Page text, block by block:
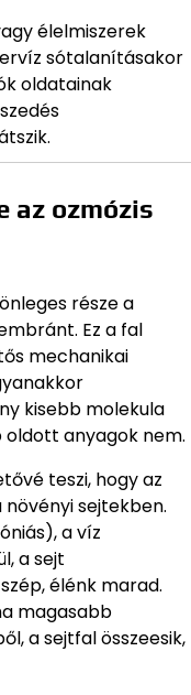
élelmiszerek
sótalanításakor
oldatainak
az ozmózis
része a
Ez a fal
mechanikai
kisebb molekula
anyagok nem.
teszi, hogy az
sejtekben.
a víz
a sejt
élénk marad.
magasabb
a sejtfal összeesik,